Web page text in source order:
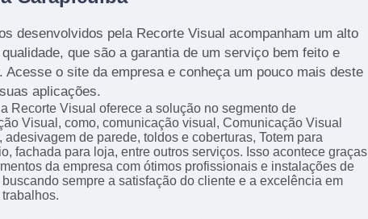
desenvolvidos pela Recorte Visual acompanham um alto
qualidade, que são a garantia de um serviço bem feito e
Acesse o site da empresa e conheça um pouco mais deste
aplicações.
Recorte Visual oferece a solução no segmento de
Visual, como, comunicação visual, Comunicação Visual
adesivagem de parede, toldos e coberturas, Totem para
fachada para loja, entre outros serviços. Isso acontece graças
da empresa com ótimos profissionais e instalações de
sempre a satisfação do cliente e a excelência em